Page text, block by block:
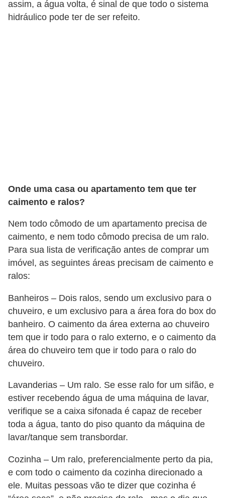
assim, a água volta, é sinal de que todo o sistema
hidráulico pode ter de ser refeito.
Onde uma casa ou apartamento tem que ter
caimento e ralos?
Nem todo cômodo de um apartamento precisa de
caimento, e nem todo cômodo precisa de um ralo.
Para sua lista de verificação antes de comprar um
imóvel, as seguintes áreas precisam de caimento e
ralos:
Banheiros – Dois ralos, sendo um exclusivo para o
chuveiro, e um exclusivo para a área fora do box do
banheiro. O caimento da área externa ao chuveiro
tem que ir todo para o ralo externo, e o caimento da
área do chuveiro tem que ir todo para o ralo do
chuveiro.
Lavanderias – Um ralo. Se esse ralo for um sifão, e
estiver recebendo água de uma máquina de lavar,
verifique se a caixa sifonada é capaz de receber
toda a água, tanto do piso quanto da máquina de
lavar/tanque sem transbordar.
Cozinha – Um ralo, preferencialmente perto da pia,
e com todo o caimento da cozinha direcionado a
ele. Muitas pessoas vão te dizer que cozinha é